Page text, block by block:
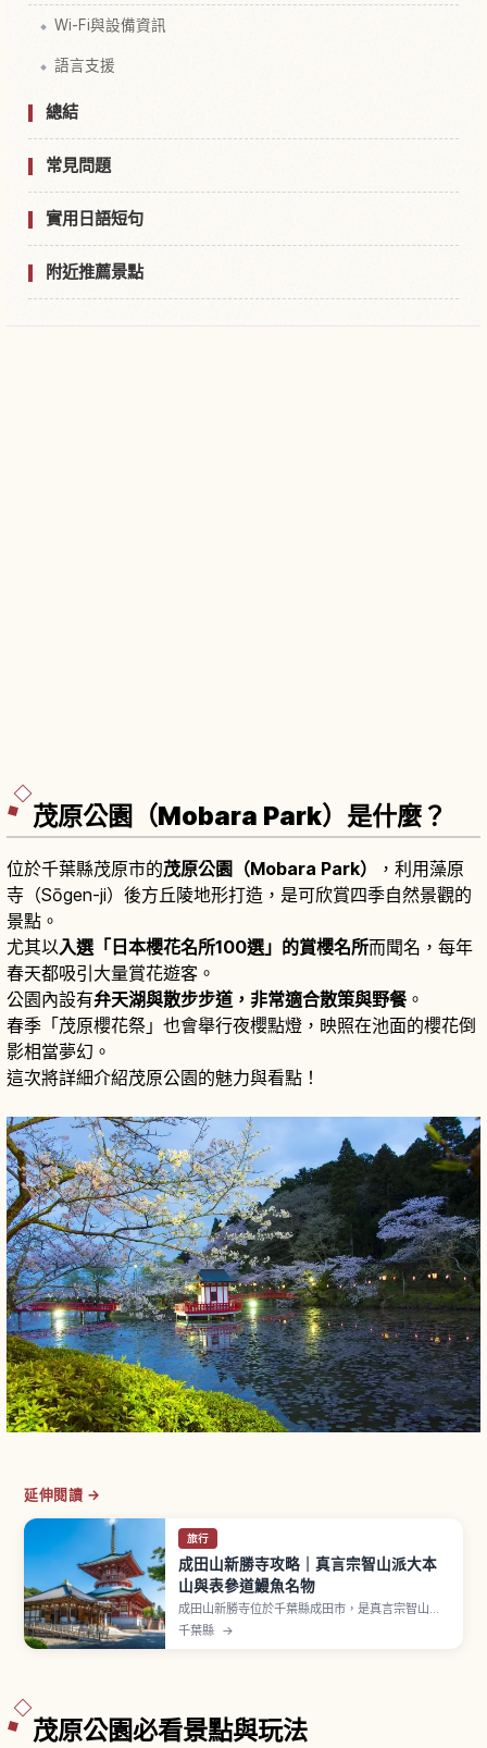
Wi-Fi與設備資訊
語言支援
總結
常見問題
實用日語短句
附近推薦景點
茂原公園（Mobara Park）是什麼？
位於千葉縣茂原市的茂原公園（Mobara Park）
，利用藻原
寺（Sōgen-ji）後方丘陵地形打造，是可欣賞四季自然景觀的
景點。
尤其以入選「日本櫻花名所100選」的賞櫻名所而聞名，每年
春天都吸引大量賞花遊客。
公園內設有弁天湖與散步步道，非常適合散策與野餐。
春季「茂原櫻花祭」也會舉行夜櫻點燈，映照在池面的櫻花倒
影相當夢幻。
這次將詳細介紹茂原公園的魅力與看點！
延伸閱讀 →
旅行
成田山新勝寺攻略｜真言宗智山派大本
山與表參道鰻魚名物
成田山新勝寺位於千葉縣成田市，是真言宗智山派
大本山，於天慶3年（940年）開山。本尊不動明
千葉縣 →
茂原公園必看景點與玩法